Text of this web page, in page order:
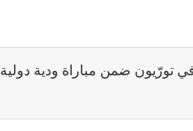
تورّيون ضمن مباراة ودية دولية